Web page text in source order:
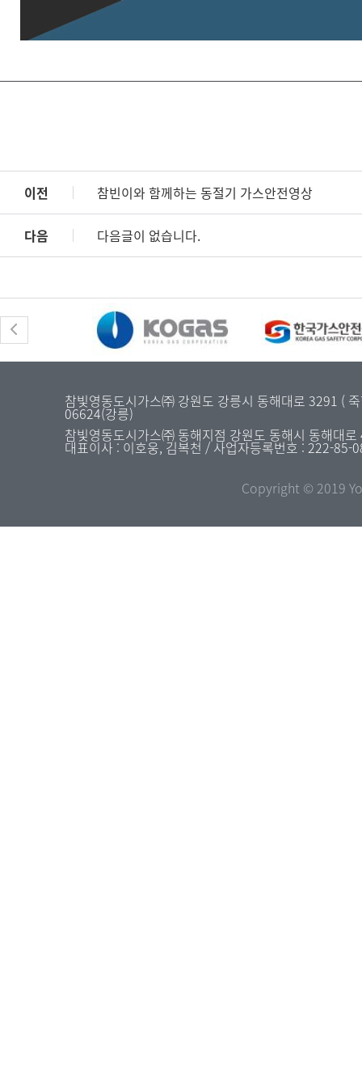
이전 참빈이와 함께하는 동절기 가스안전영상
다음 다음글이 없습니다.
참빛영동도시가스㈜ 강원도 강릉시 동해대로 3291 (
06624(강릉)
참빛영동도시가스㈜ 동해지점 강원도 동해시 동해대
대표이사 : 이호웅, 김복천 / 사업자등록번호 : 222-85-
Copyright © 2019